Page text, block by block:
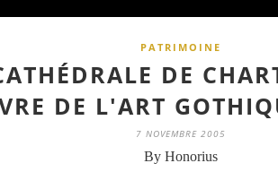
PATRIMOINE
DE
DE L'ART
7 NOVEMBRE 2005
By Honorius